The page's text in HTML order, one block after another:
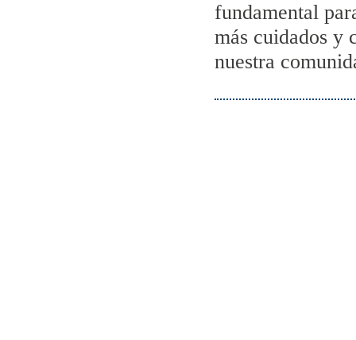
fundamental
más cuidados y
nuestra